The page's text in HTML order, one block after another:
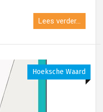
Lees verder...
Hoeksche Waard